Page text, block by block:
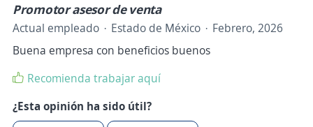
Promotor asesor de venta
Actual empleado Estado de México
Febrero, 2026
Buena empresa con beneficios buenos
Recomienda trabajar aquí
¿Esta opinión ha sido útil?